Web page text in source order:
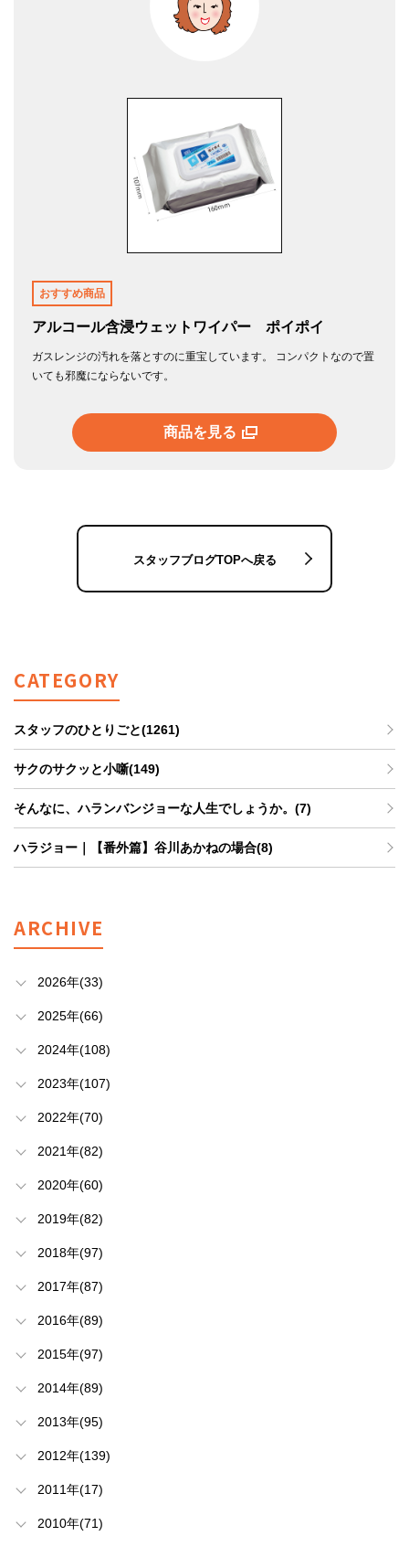
おすすめ商品
アルコール含浸ウェットワイパー ポイポイ
ガスレンジの汚れを落とすのに重宝しています。 コンパクトなので置
いても邪魔にならないです。
商品を見る
スタッフブログTOPへ戻る
CATEGORY
スタッフのひとりごと(1261)
サクのサクッと小噺(149)
そんなに、ハランバンジョーな人生でしょうか。(7)
ハラジョー｜【番外篇】谷川あかねの場合(8)
ARCHIVE
2026年(33)
2025年(66)
2024年(108)
2023年(107)
2022年(70)
2021年(82)
2020年(60)
2019年(82)
2018年(97)
2017年(87)
2016年(89)
2015年(97)
2014年(89)
2013年(95)
2012年(139)
2011年(17)
2010年(71)